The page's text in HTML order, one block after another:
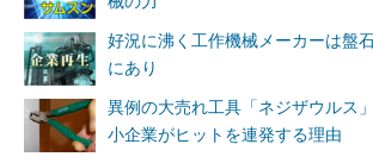
好況に沸く工作機械メーカーは盤
にあり
異例の大売れ工具「ネジザウルス
小企業がヒットを連発する理由